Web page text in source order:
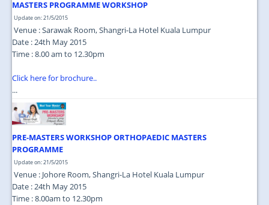
MASTERS PROGRAMME WORKSHOP
Update on: 21/5/2015
Venue : Sarawak Room, Shangri-La Hotel Kuala Lumpur
Date : 24th May 2015
Time : 8.00 am to 12.30pm
Click here for brochure..
...
PRE-MASTERS WORKSHOP ORTHOPAEDIC MASTERS
PROGRAMME
Update on: 21/5/2015
Venue : Johore Room, Shangri-La Hotel Kuala Lumpur
Date : 24th May 2015
Time : 8.00am to 12.30pm